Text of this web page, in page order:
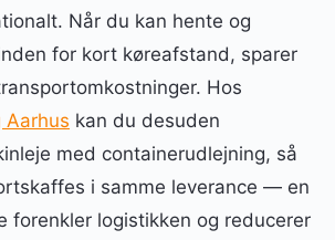
Når du kan hente og
for kort køreafstand, sparer
Hos
Aarhus kan du desuden
med containerudlejning, så
i samme leverance — en
forenkler logistikken og reducerer